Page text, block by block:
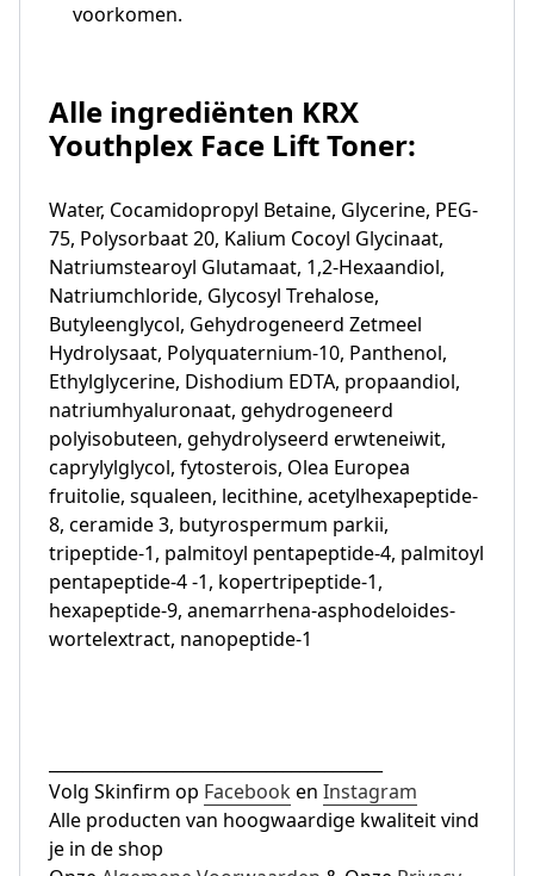
voorkomen.
Alle ingrediënten KRX
Youthplex Face Lift Toner:
Water, Cocamidopropyl Betaine, Glycerine, PEG-
75, Polysorbaat 20, Kalium Cocoyl Glycinaat,
Natriumstearoyl Glutamaat, 1,2-Hexaandiol,
Natriumchloride, Glycosyl Trehalose,
Butyleenglycol, Gehydrogeneerd Zetmeel
Hydrolysaat, Polyquaternium-10, Panthenol,
Ethylglycerine, Dishodium EDTA, propaandiol,
natriumhyaluronaat, gehydrogeneerd
polyisobuteen, gehydrolyseerd erwteneiwit,
caprylylglycol, fytosterois, Olea Europea
fruitolie, squaleen, lecithine, acetylhexapeptide-
8, ceramide 3, butyrospermum parkii,
tripeptide-1, palmitoyl pentapeptide-4, palmitoyl
pentapeptide-4 -1, kopertripeptide-1,
hexapeptide-9, anemarrhena-asphodeloides-
wortelextract, nanopeptide-1
Volg Skinfirm op Facebooken Instagram
Alle producten van hoogwaardige kwaliteit vind
je in de shop